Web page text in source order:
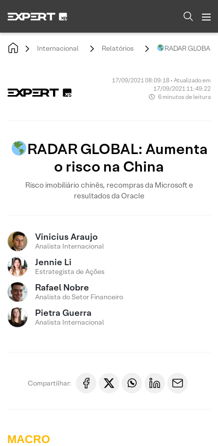
Internacional Relatórios RADAR
17/09/2021 08:09:18 • Atualizado em
17/09/2021 11:49:22
6 minutos de leitura
RADAR GLOBAL: Aumenta
o risco na China
Risco imobiliário chinês, recompras da Microsoft e
resultados da Oracle
Vinicius Araujo
Analista Internacional
Jennie Li
Estrategista de Ações
Rafael Nobre
Analista do Setor Financeiro
Pietra Guerra
Analista Internacional
Compartilhar:
MACRO